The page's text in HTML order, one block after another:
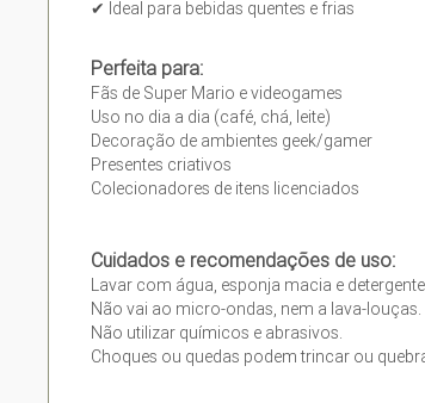
✔ Ideal para bebidas quentes e frias
Perfeita para:
Fãs de Super Mario e videogames
Uso no dia a dia (café, chá, leite)
Decoração de ambientes geek/gamer
Presentes criativos
Colecionadores de itens licenciados
Cuidados e recomendações de uso:
Lavar com água, esponja macia e
Não vai ao micro-ondas, nem a lava-louças.
Não utilizar químicos e abrasivos.
Choques ou quedas podem trincar ou